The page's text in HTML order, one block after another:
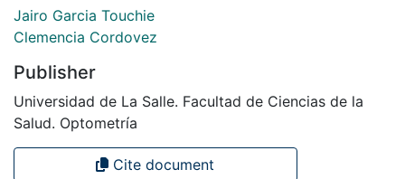
Jairo Garcia Touchie
Clemencia Cordovez
Publisher
Universidad de La Salle. Facultad de Ciencias de la
Salud. Optometría
Cite document